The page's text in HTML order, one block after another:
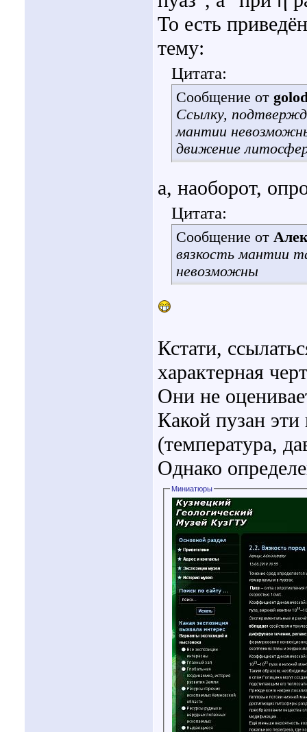
То есть
тему:
Цитата:
Сообщение от
Ссылку,
мантии
движение
а, наоборот,
Цитата:
Сообщение от
вязкость мантии
невозможны
Кстати,
характерная
Они не
Какой пузан
(температура,
Однако
Миниатюры